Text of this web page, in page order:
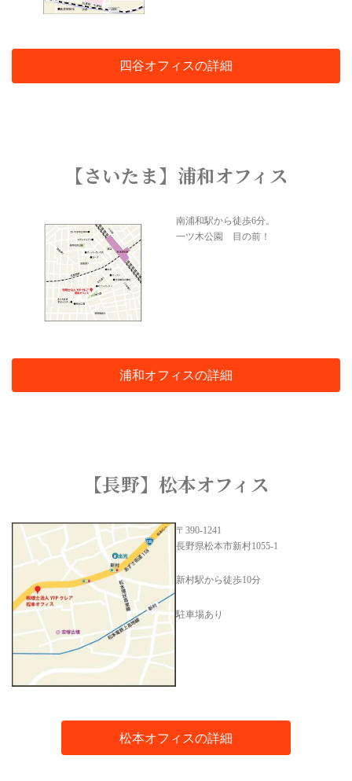
四谷オフィスの詳細
【さいたま】浦和オフィス
南浦和駅から徒歩6分。
一ツ木公園 目の前！
浦和オフィスの詳細
【長野】松本オフィス
〒390-1241
長野県松本市新村1055-1
新村駅から徒歩10分
駐車場あり
松本オフィスの詳細